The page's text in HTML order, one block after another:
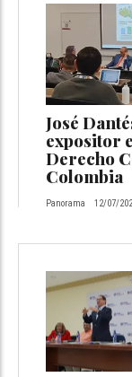
José
expositor
Derecho
Colombia
Panorama 12/07/